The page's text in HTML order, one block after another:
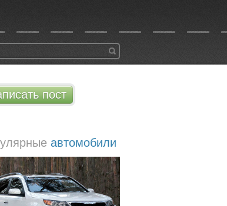
пост
автомобили